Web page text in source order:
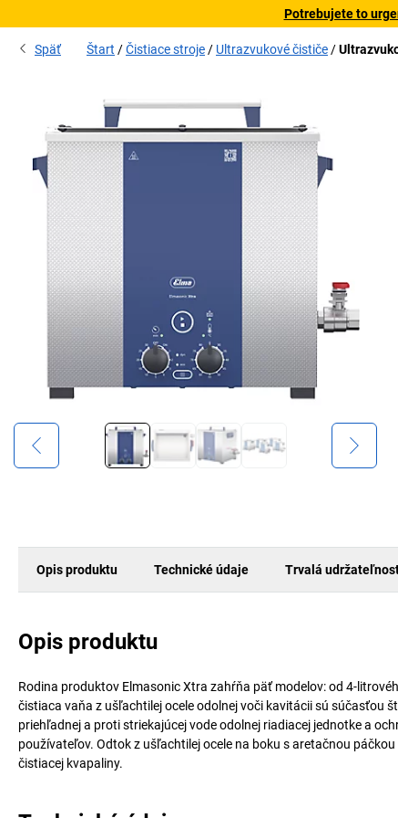
Potrebujete to
Späť Štart Čistiace stroje Ultrazvukové čističe
Opis produktu Technické údaje Trvalá
Opis produktu
Rodina produktov Elmasonic Xtra zahŕňa päť modelov: od 4-
čistiaca vaňa z ušľachtilej ocele odolnej voči kavitácii sú súčasťou
priehľadnej a proti striekajúcej vode odolnej riadiacej jednotke a
používateľov. Odtok z ušľachtilej ocele na boku s aretačnou
čistiacej kvapaliny.